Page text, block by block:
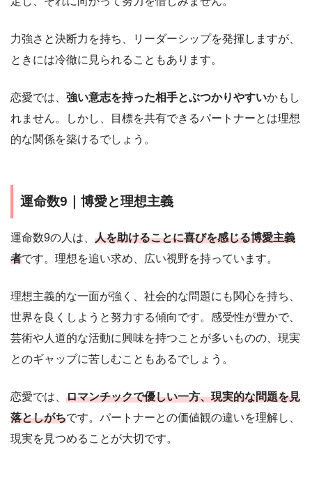
力強さと決断力を持ち、リーダーシップを発揮しますが、
ときには冷徹に見られることもあります。
恋愛では、 強い意志を持った相手とぶつかりやすいかもし
れません。しかし、目標を共有できるパートナーとは理想
的な関係を築けるでしょう。
運命数9｜博愛と理想主義
運命数9の人は、 人を助けることに喜びを感じる博愛主義
者です。理想を追い求め、広い視野を持っています。
理想主義的な一面が強く、社会的な問題にも関心を持ち、
世界を良くしようと努力する傾向です。感受性が豊かで、
芸術や人道的な活動に興味を持つことが多いものの、現実
とのギャップに苦しむこともあるでしょう。
恋愛では、 ロマンチックで優しい一方、現実的な問題を見
落としがちです。パートナーとの価値観の違いを理解し、
現実を見つめることが大切です。